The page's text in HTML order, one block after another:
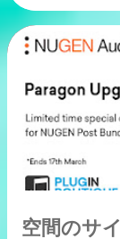
空間のサ